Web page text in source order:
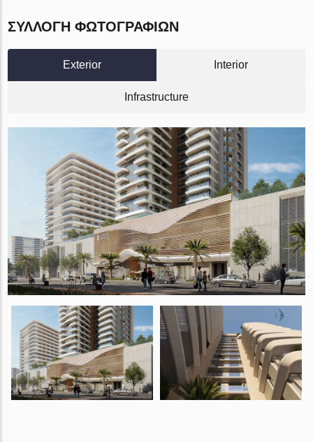
ΣΥΛΛΟΓΉ ΦΩΤΟΓΡΑΦΙΏΝ
Exterior Interior
Infrastructure